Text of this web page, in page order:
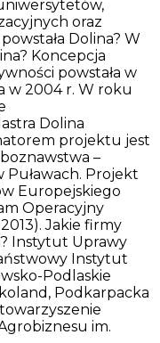
oraz
Dolina? W
Koncepcja
powstała w
w 2004 r. W roku
Dolina
projektu jest
–
Projekt
Europejskiego
Operacyjny
Jakie firmy
Instytut Uprawy
Instytut
Podlaskie
Podkarpacka
im.